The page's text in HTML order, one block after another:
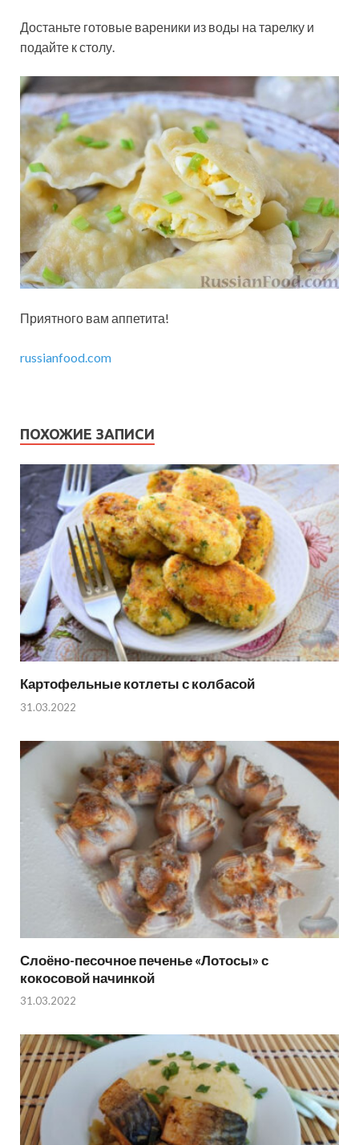
Достаньте готовые вареники из воды на тарелку и
подайте к столу.
Приятного вам аппетита!
russianfood.com
ПОХОЖИЕ ЗАПИСИ
Картофельные котлеты с колбасой
31.03.2022
Слоёно-песочное печенье «Лотосы» с
кокосовой начинкой
31.03.2022